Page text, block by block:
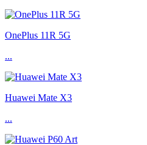
OnePlus 11R 5G
...
Huawei Mate X3
...